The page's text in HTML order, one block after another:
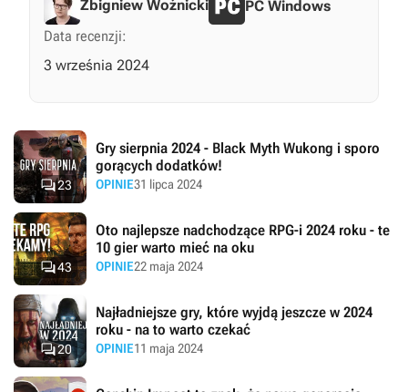
Zbigniew Woźnicki
PC Windows
Data recenzji:
3 września 2024
23
Gry sierpnia 2024 - Black Myth Wukong i sporo
gorących dodatków!
OPINIE31 lipca 2024
43
Oto najlepsze nadchodzące RPG-i 2024 roku - te
10 gier warto mieć na oku
OPINIE22 maja 2024
20
Najładniejsze gry, które wyjdą jeszcze w 2024
roku - na to warto czekać
OPINIE11 maja 2024